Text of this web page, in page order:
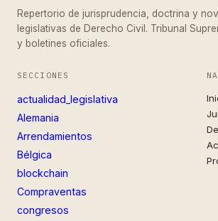
Repertorio de jurisprudencia, doctrina y
legislativas de Derecho Civil. Tribunal
y boletines oficiales.
SECCIONES
actualidad_legislativa
Alemania
Arrendamientos
Bélgica
blockchain
Compraventas
congresos